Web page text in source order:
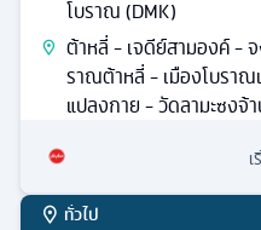
โบราณ (DMK)
ต้าหลี่ - เจดีย์สามองค์ -
ราณต้าหลี่ - เมืองโบราณ
แปลงกาย - วัดลามะซงจ้
ทั่วไป